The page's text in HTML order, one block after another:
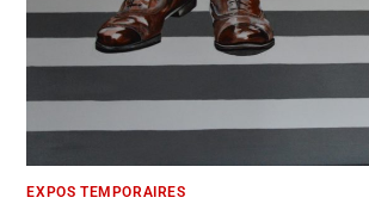
EXPOS TEMPORAIRES